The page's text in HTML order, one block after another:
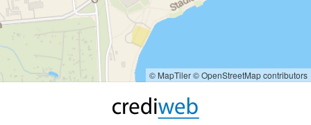
© MapTiler© OpenStreetMap contributors